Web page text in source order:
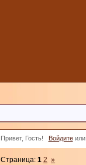
Привет, Гость! Войдитеили
Страница:1 2 »